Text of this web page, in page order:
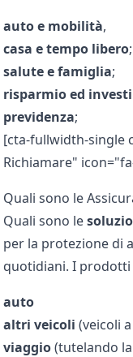
auto e mobilità,
casa e tempo libero;
salute e famiglia;
risparmio ed
previdenza;
[cta-fullwidth-single
Richiamare"
Quali sono le
Quali sono le
per la protezione di
quotidiani. I
auto
altri veicoli (veicoli
viaggio(tutelando